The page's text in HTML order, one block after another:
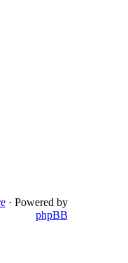
· Powered by
phpBB